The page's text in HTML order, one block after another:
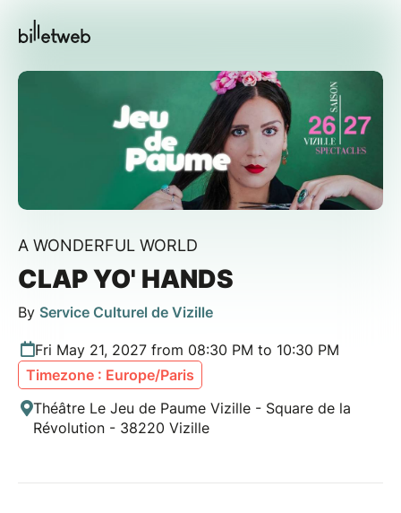
A WONDERFUL WORLD
CLAP YO' HANDS
By Service Culturel de Vizille
Fri May 21, 2027 from 08:30 PM to 10:30 PM
Timezone : Europe/Paris
Théâtre Le Jeu de Paume Vizille - Square de la
Révolution - 38220 Vizille